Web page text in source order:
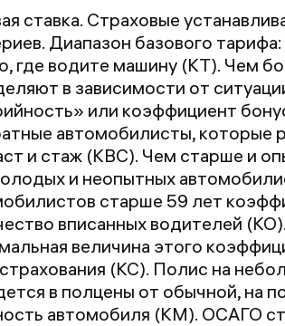
ставка. Страховые
Диапазон базового
где водите машину (КТ). Чем
в зависимости от
или коэффициент
автомобилисты, которые
и стаж (КВС). Чем старше и
и неопытных
старше 59 лет
вписанных водителей
величина этого
(КС). Полис на
в полцены от обычной, на
автомобиля (КМ). ОСАГО